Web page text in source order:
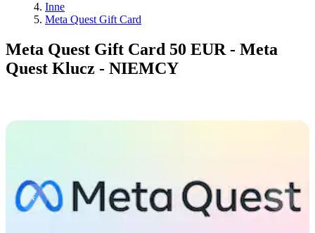
Inne
Meta Quest Gift Card
Meta Quest Gift Card 50 EUR - Meta
Quest Klucz - NIEMCY